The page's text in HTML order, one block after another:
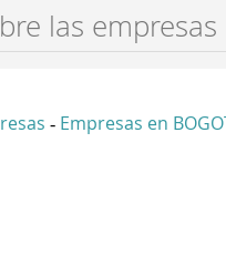
- Empresas en